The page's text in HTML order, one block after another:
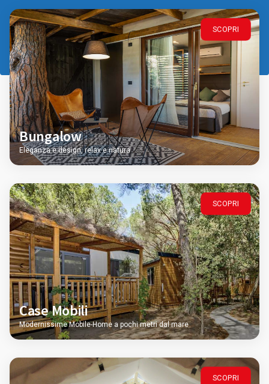
SCOPRI
Bungalow
Eleganza e design, relax e natura
SCOPRI
Case Mobili
Modernissime Mobile-Home a pochi metri dal mare
SCOPRI